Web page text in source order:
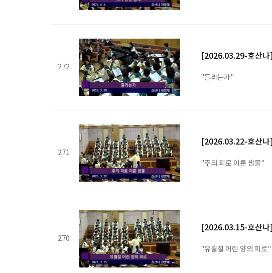
272
[2026.03.29-호산나]
"들리는가"
271
[2026.03.22-호산나]
"주의 피로 이룬 샘물"
270
[2026.03.15-호산나]
"유월절 어린 양의 피로"